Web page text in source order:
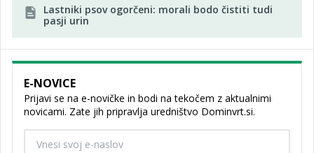
Lastniki psov ogorčeni: morali bodo čistiti tudi
pasji urin
E-NOVICE
Prijavi se na e-novičke in bodi na tekočem z aktualnimi
novicami. Zate jih pripravlja uredništvo Dominvrt.si.